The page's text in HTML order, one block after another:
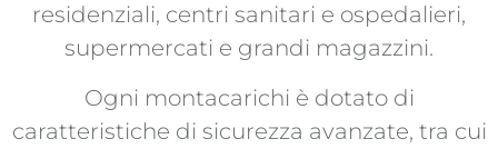
residenziali, centri sanitari e ospedalieri,
supermercati e grandi magazzini.
Ogni montacarichi è dotato di
caratteristiche di sicurezza avanzate, tra cui